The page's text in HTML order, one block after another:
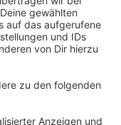
rund 18.800